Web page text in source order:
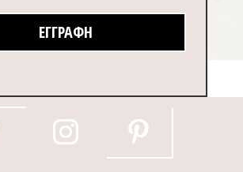
ΕΓΓΡΑΦΉ